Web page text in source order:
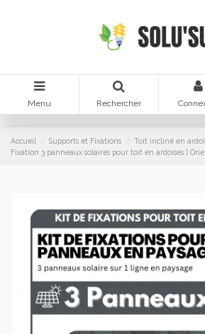
Menu Rechercher
Accueil Supports et Fixations Toit incliné en
Fixation 3 panneaux solaires pour toit en ardoises |